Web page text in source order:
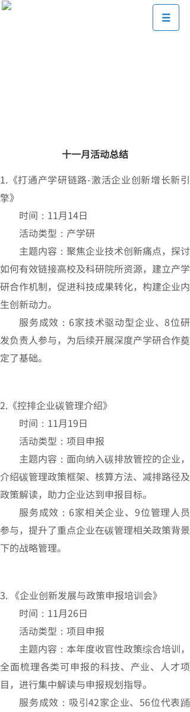
十一月活动总结
1.《打通产学研链路-激活企业创新增长新引
擎》
时间：11月14日
活动类型：产学研
主题内容：聚焦企业技术创新痛点，探讨
如何有效链接高校及科研院所资源，建立产学
研合作机制，促进科技成果转化，构建企业内
生创新动力。
服务成效：6家技术驱动型企业、8位研
发负责人参与，为后续开展深度产学研合作奠
定了基础。
2.《控排企业碳管理介绍》
时间：11月19日
活动类型：项目申报
主题内容：面向纳入碳排放管控的企业，
介绍碳管理政策框架、核算方法、减排路径及
政策解读，助力企业达到申报目标。
服务成效：6家相关企业、9位管理人员
参与，提升了重点企业在碳管理相关政策背景
下的战略管理。
3. 《企业创新发展与政策申报培训会》
时间：11月26日
活动类型：项目申报
主题内容：本年度收官性政策综合培训，
全面梳理各类可申报的科技、产业、人才项
目，进行集中解读与申报规划指导。
服务成效：吸引42家企业、56位代表踊